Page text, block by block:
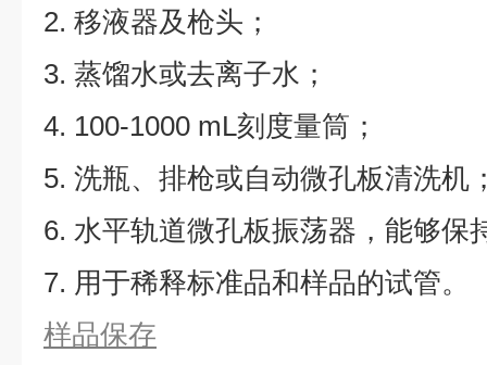
2. 移液器及枪头；
3. 蒸馏水或去离子水；
4. 100-1000 mL刻度量筒；
5. 洗瓶、排枪或自动微孔板清洗机
6. 水平轨道微孔板振荡器，能够保
7. 用于稀释标准品和样品的试管。
样品保存